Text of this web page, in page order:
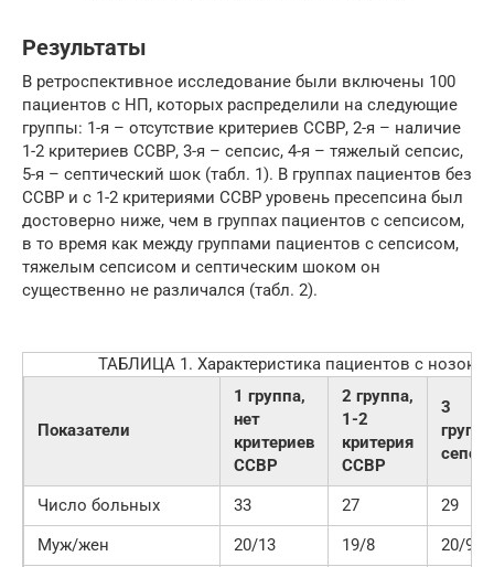
Результаты
В ретроспективное исследование были включены 100
пациентов с НП, которых распределили на следующие
группы: 1-я – отсутствие критериев ССВР, 2-я – наличие
1-2 критериев ССВР, 3-я – сепсис, 4-я – тяжелый сепсис,
5-я – септический шок (табл. 1). В группах пациентов без
ССВР и с 1-2 критериями ССВР уровень пресепсина был
достоверно ниже, чем в группах пациентов с сепсисом,
в то время как между группами пациентов с сепсисом,
тяжелым сепсисом и септическим шоком он
существенно не различался (табл. 2).
ТАБЛИЦА 1. Характеристика пациентов с
Показатели
1 группа,
нет
критериев
ССВР
2 группа,
1-2
критерия
ССВР
3
Число больных 33 27
29
Муж/жен
20/13 19/8
20/9